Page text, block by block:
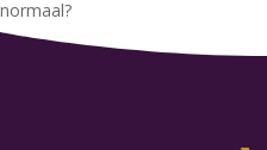
normaal?